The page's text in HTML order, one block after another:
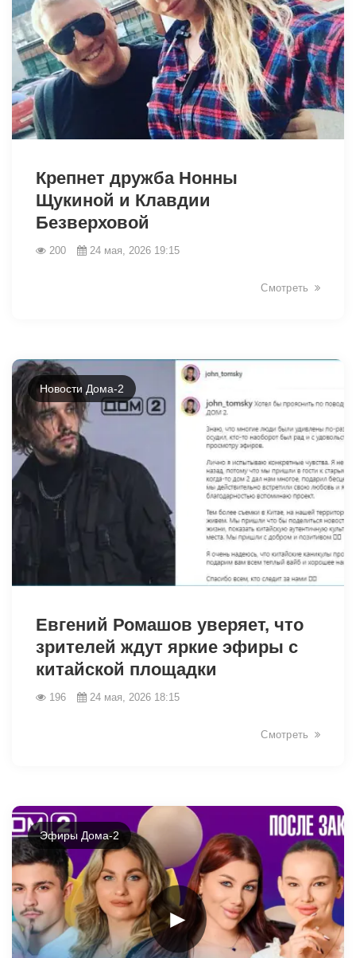
Крепнет дружба Нонны
Щукиной и Клавдии
Безверховой
200 24 мая, 2026 19:15
Смотреть
Новости Дома-2
Евгений Ромашов уверяет, что
зрителей ждут яркие эфиры с
китайской площадки
196 24 мая, 2026 18:15
Смотреть
►
Эфиры Дома-2